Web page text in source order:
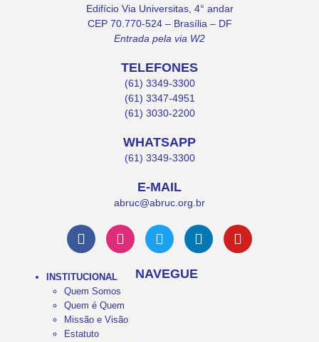
Edifício Via Universitas, 4° andar
CEP 70.770-524 – Brasília – DF
Entrada pela via W2
TELEFONES
(61) 3349-3300
(61) 3347-4951
(61) 3030-2200
WHATSAPP
(61) 3349-3300
E-MAIL
abruc@abruc.org.br
NAVEGUE
INSTITUCIONAL
Quem Somos
Quem é Quem
Missão e Visão
Estatuto